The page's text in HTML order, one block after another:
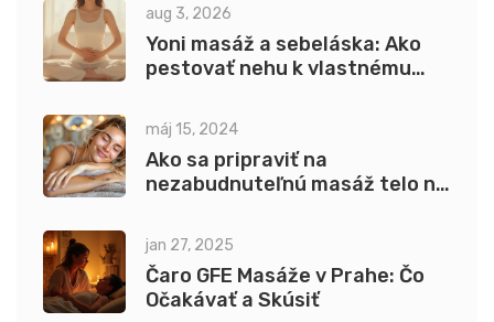
aug 3, 2026
Yoni masáž a sebeláska: Ako
pestovať nehu k vlastnému
máj 15, 2024
Ako sa pripraviť na
nezabudnuteľnú masáž telo na
jan 27, 2025
Čaro GFE Masáže v Prahe: Čo
Očakávať a Skúsiť